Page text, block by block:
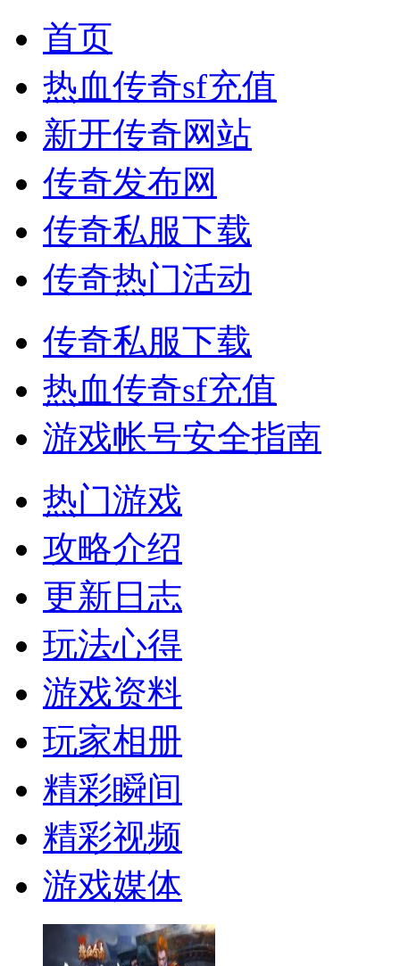
首页
热血传奇sf充值
新开传奇网站
传奇发布网
传奇私服下载
传奇热门活动
传奇私服下载
热血传奇sf充值
游戏帐号安全指南
热门游戏
攻略介绍
更新日志
玩法心得
游戏资料
玩家相册
精彩瞬间
精彩视频
游戏媒体